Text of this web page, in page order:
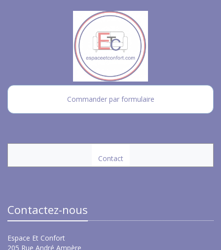
Commander par formulaire
Contact
Contactez-nous
Espace Et Confort
205 Rue André Ampère